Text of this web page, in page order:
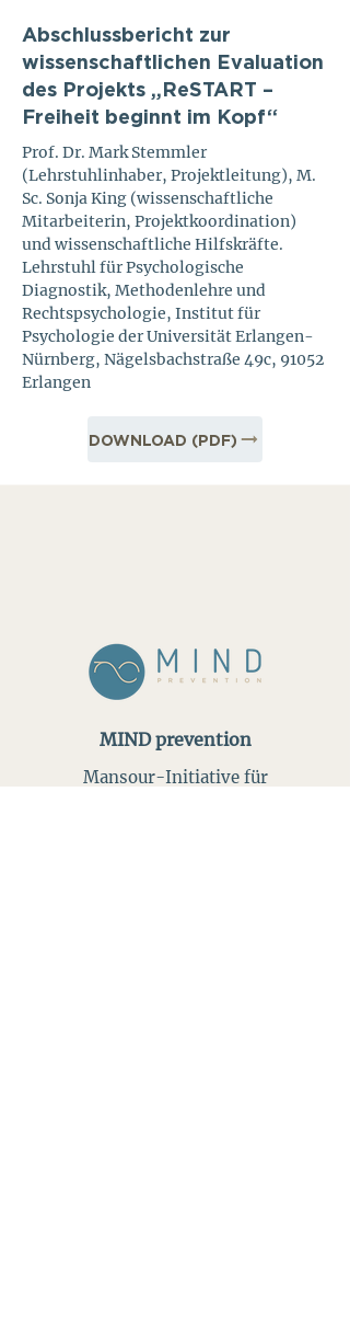
Abschlussbericht zur
wissenschaftlichen Evaluation
des Projekts „ReSTART –
Freiheit beginnt im Kopf“
Prof. Dr. Mark Stemmler
(Lehrstuhlinhaber, Projektleitung), M.
Sc. Sonja King (wissenschaftliche
Mitarbeiterin, Projektkoordination)
und wissenschaftliche Hilfskräfte.
Lehrstuhl für Psychologische
Diagnostik, Methodenlehre und
Rechtspsychologie, Institut für
Psychologie der Universität Erlangen-
Nürnberg, Nägelsbachstraße 49c, 91052
Erlangen
DOWNLOAD (PDF)
MIND prevention
Mansour-Initiative für